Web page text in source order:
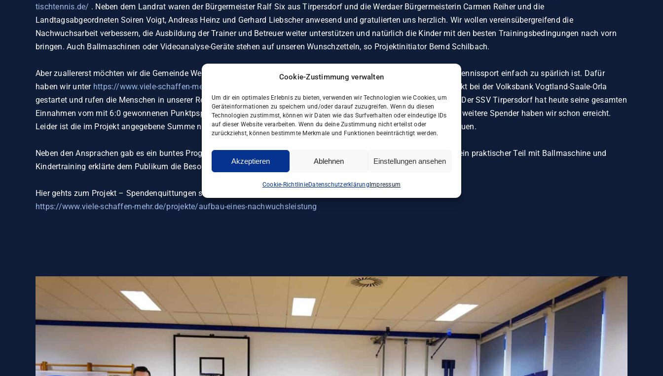
Cookie-Zustimmung verwalten
Um dir ein optimales Erlebnis zu bieten, verwenden wir Technologien wie Cookies, um
Geräteinformationen zu speichern und/oder darauf zuzugreifen. Wenn du diesen
Technologien zustimmst, können wir Daten wie das Surfverhalten oder eindeutige IDs
auf dieser Website verarbeiten. Wenn du deine Zustimmung nicht erteilst oder
zurückziehst, können bestimmte Merkmale und Funktionen beeinträchtigt werden.
Akzeptieren Ablehnen Einstellungen ansehen
Cookie-RichtlinieDatenschutzerklärung Impressum
tischtennis.de/ . Neben dem Landrat waren der Bürgermeister Ralf Six aus Tirpersdorf und die Werdaer Bürgermeisterin Carmen Reiher und die
Landtagsabgeordneten Soiren Voigt, Andreas Heinz und Gerhard Liebscher anwesend und gratulierten uns herzlich. Wir wollen vereinsübergreifend die
Nachwuchsarbeit verbessern, die Ausbildung der Trainer und Betreuer weiter unterstützen und natürlich die Kinder mit den besten Trainingsbedingungen nach vorn
bringen. Auch Ballmaschinen oder Videoanalyse-Geräte stehen auf unseren Wunschzetteln, so Projektinitiator Bernd Schilbach.
Aber zuallererst möchten wir die Gemeinde Werda unterstützen, die Hallenbeleuchtung zu optimieren, die für den Tischtennissport einfach zu spärlich ist. Dafür
haben wir unter https://www.viele-schaffen-mehr.de/projekte/aufbau-eines-nachwuchsleistung
ein Crowdfunding Projekt bei der Volksbank Vogtland-Saale-Orla
gestartet und rufen die Menschen in unserer Region und die Firmen auf, uns mit einem kleinen Beitrag zu unterstützen. Der SSV Tirpersdorf hat heute seine gesamten
Einnahmen vom mit 6:0 gewonnenen Punktpspiel an uns übergeben. Stolze 100 EUR kamen hier zusammen. Und auch weitere Spender haben wir schon erreicht.
Leider ist die im Projekt angegebene Summe nicht ausreichend, wir würden uns über zusätzliche Unterstützung sehr freuen.
Neben den Ansprachen gab es ein buntes Programm. Die Kinder und Jugendlichen sangen zwei Tischtennislieder und ein praktischer Teil mit Ballmaschine und
Kindertraining erklärte dem Publikum die Besonderheiten des Tischtennissports.
Hier gehts zum Projekt – Spendenquittungen stellen wir gern aus:
https://www.viele-schaffen-mehr.de/projekte/aufbau-eines-nachwuchsleistung